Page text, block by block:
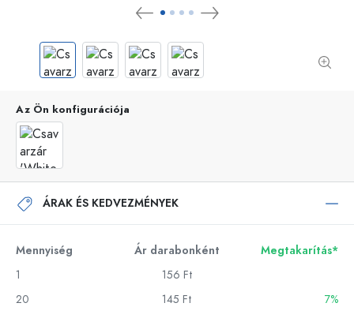
Az Ön konfigurációja
ÁRAK ÉS KEDVEZMÉNYEK
Mennyiség Ár darabonként
Megtakarítás*
1
156 Ft
20
145 Ft
7%